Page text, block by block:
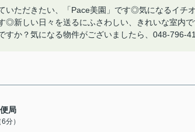
いただきたい、「Pace美園」です◎気になるイ
◎新しい日々を送るにふさわしい、きれいな室内
すか？気になる物件がございましたら、048-796-
局
分）